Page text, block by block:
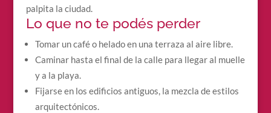
palpita la ciudad.
Lo que no te podés perder
Tomar un café o helado en una terraza al aire libre.
Caminar hasta el final de la calle para llegar al muelle
y a la playa.
Fijarse en los edificios antiguos, la mezcla de estilos
arquitectónicos.